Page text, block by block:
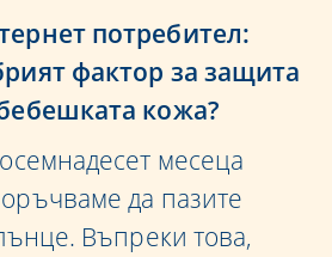
потребител:
фактор за защита
кожа?
месеца
да пазите
Въпреки това,